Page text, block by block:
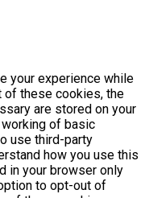
your experience while
of these cookies, the
are stored on your
of basic
use third-party
how you use this
in your browser only
to opt-out of